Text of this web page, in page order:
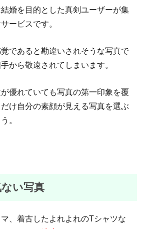
婚を目的とした真剣ユーザーが集
ービスです。
であると勘違いされそうな写真で
から敬遠されてしまいます。
優れていても写真の第一印象を覆
け自分の素顔が見える写真を選ぶ
。
い写真
、着古したよれよれのTシャツな